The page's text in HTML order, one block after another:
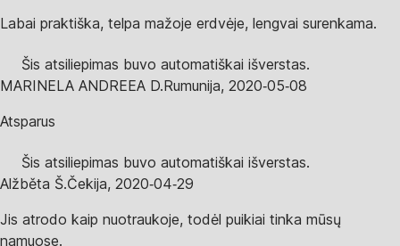
Labai praktiška, telpa mažoje erdvėje, lengvai surenkama.
Šis atsiliepimas buvo automatiškai išverstas.
MARINELA ANDREEA D.Rumunija, 2020‑05‑08
Atsparus
Šis atsiliepimas buvo automatiškai išverstas.
Alžběta Š.Čekija, 2020‑04‑29
Jis atrodo kaip nuotraukoje, todėl puikiai tinka mūsų
namuose.